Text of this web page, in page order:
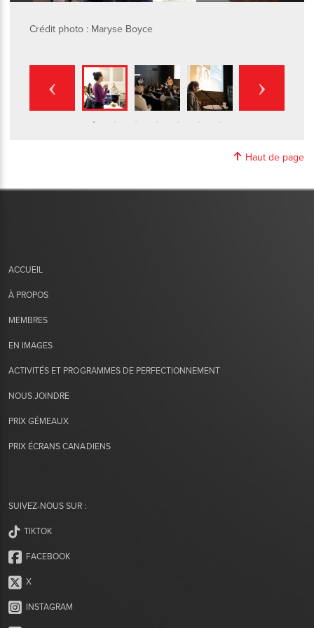
Crédit photo : Maryse Boyce
Haut de page
ACCUEIL
À PROPOS
MEMBRES
EN IMAGES
ACTIVITÉS ET PROGRAMMES DE PERFECTIONNEMENT
NOUS JOINDRE
PRIX GÉMEAUX
PRIX ÉCRANS CANADIENS
SUIVEZ-NOUS SUR :
TIKTOK
FACEBOOK
X
INSTAGRAM